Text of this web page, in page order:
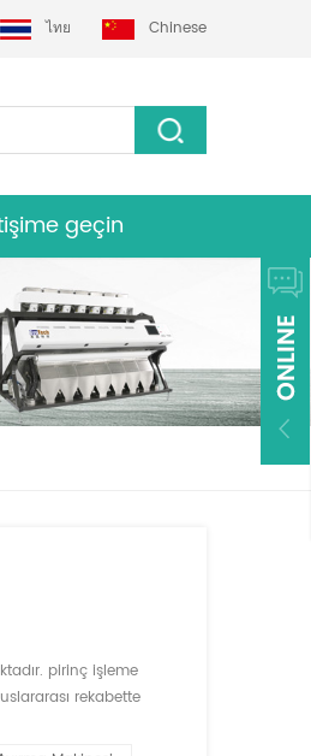
ไทย Chinese
geçin
pirinç işleme
rekabette